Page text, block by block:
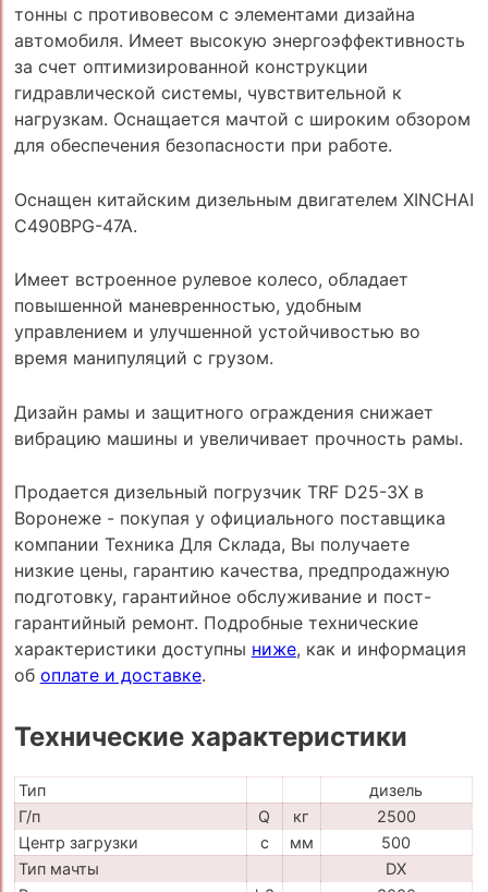
тонны с противовесом с элементами дизайна
автомобиля. Имеет высокую энергоэффективность
за счет оптимизированной конструкции
гидравлической системы, чувствительной к
нагрузкам. Оснащается мачтой с широким обзором
для обеспечения безопасности при работе.
Оснащен китайским дизельным двигателем XINCHAI
C490BPG-47A.
Имеет встроенное рулевое колесо, обладает
повышенной маневренностью, удобным
управлением и улучшенной устойчивостью во
время манипуляций с грузом.
Дизайн рамы и защитного ограждения снижает
вибрацию машины и увеличивает прочность рамы.
Продается дизельный погрузчик TRF D25-3X в
Воронеже - покупая у официального поставщика
компании Техника Для Склада, Вы получаете
низкие цены, гарантию качества, предпродажную
подготовку, гарантийное обслуживание и пост-
гарантийный ремонт. Подробные технические
характеристики доступны ниже, как и информация
об оплате и доставке.
Технические характеристики
Тип
дизель
Г/п
Q кг
2500
Центр загрузки
c мм
500
Тип мачты
DX